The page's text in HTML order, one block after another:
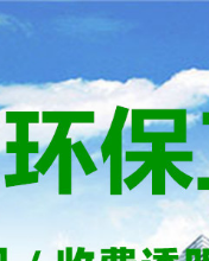
清淤检测
清淤工程
污泥工程